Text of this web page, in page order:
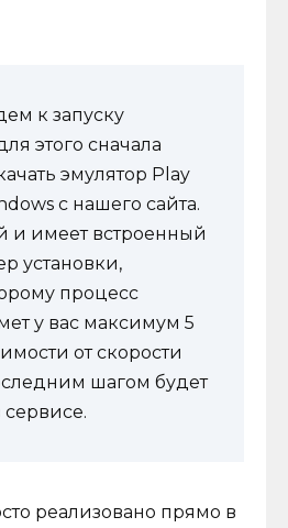
к запуску
этого сначала
эмулятор Play
с нашего сайта.
и имеет встроенный
установки,
процесс
у вас максимум 5
от скорости
шагом будет
реализовано прямо в